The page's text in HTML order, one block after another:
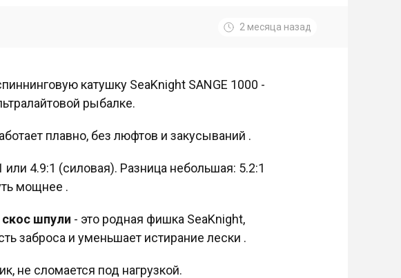
2 месяца назад
катушку SeaKnight SANGE 1000 -
рыбалке.
плавно, без люфтов и закусываний .
или 4.9:1 (силовая). Разница небольшая: 5.2:1
мощнее .
скос шпули - это родная фишка SeaKnight,
заброса и уменьшает истирание лески .
не сломается под нагрузкой.